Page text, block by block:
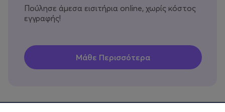
Πούλησε άμεσα εισιτήρια online, χωρίς κόστος
εγγραφής!